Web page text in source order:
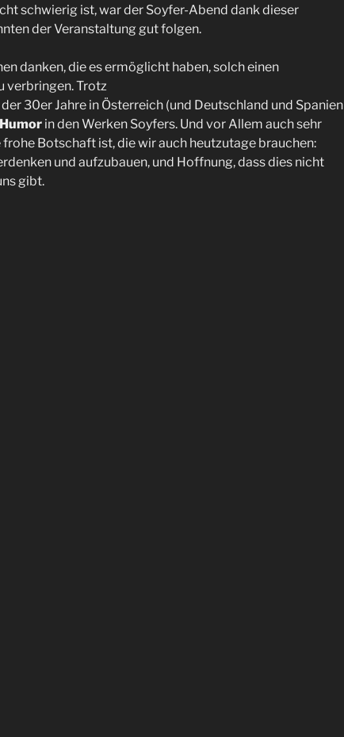
schwierig ist, war der Soyfer-Abend dank dieser
der Veranstaltung gut folgen.
danken, die es ermöglicht haben, solch einen
verbringen. Trotz
30er Jahre in Österreich (und Deutschland und Spanien
Humor in den Werken Soyfers. Und vor Allem auch sehr
frohe Botschaft ist, die wir auch heutzutage brauchen:
und aufzubauen, und Hoffnung, dass dies nicht
gibt.